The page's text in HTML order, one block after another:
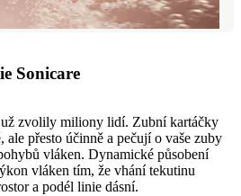
Sonicare
už zvolily miliony lidí. Zubní kartáčky
ale přesto účinně a pečují o vaše zuby
vláken. Dynamické působení
vláken tím, že vhání tekutinu
a podél linie dásní.